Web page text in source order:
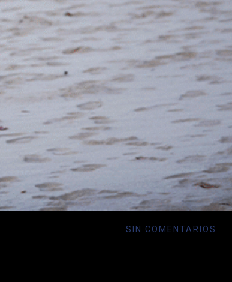
SIN COMENTARIOS